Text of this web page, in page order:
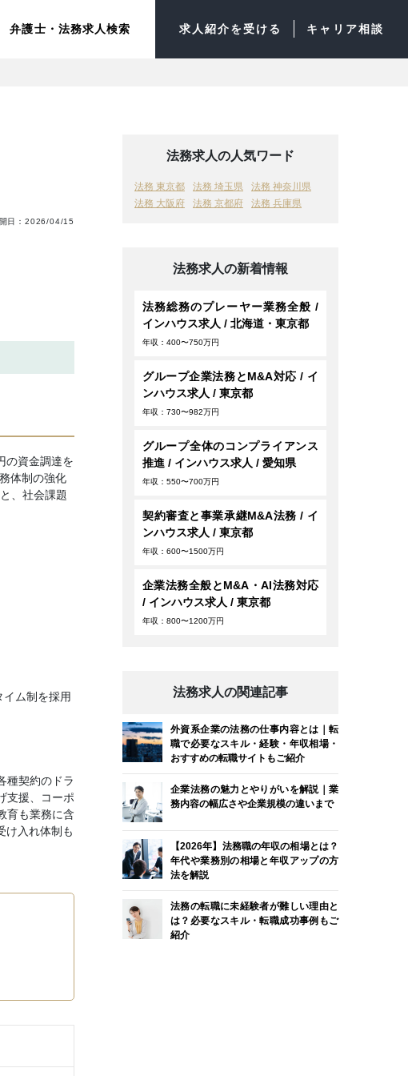
弁護士・法務求人検索 求人紹介を受ける キャリア相談
日： 2026/04/15
の資金調達を
体制の強化
、社会課題
ム制を採用
種契約のドラ
支援、コーポ
育も業務に含
け入れ体制も
法務求人の人気ワード
法務 東京都 法務 埼玉県
法務 神奈川県
法務 大阪府
法務 京都府 法務 兵庫県
法務求人の新着情報
法務総務のプレーヤー業務全般 /
インハウス求人 / 北海道・東京都
年収：400〜750万円
グループ企業法務とM&A対応 / イ
ンハウス求人 / 東京都
年収：730〜982万円
グループ全体のコンプライアンス
推進 / インハウス求人 / 愛知県
年収：550〜700万円
契約審査と事業承継M&A法務 / イ
ンハウス求人 / 東京都
年収：600〜1500万円
企業法務全般とM&A・AI法務対応
/ インハウス求人 / 東京都
年収：800〜1200万円
法務求人の関連記事
外資系企業の法務の仕事内容とは｜転
職で必要なスキル・経験・年収相場・
おすすめの転職サイトもご紹介
企業法務の魅力とやりがいを解説｜業
務内容の幅広さや企業規模の違いまで
【2026年】法務職の年収の相場とは？
年代や業務別の相場と年収アップの方
法を解説
法務の転職に未経験者が難しい理由と
は？必要なスキル・転職成功事例もご
紹介